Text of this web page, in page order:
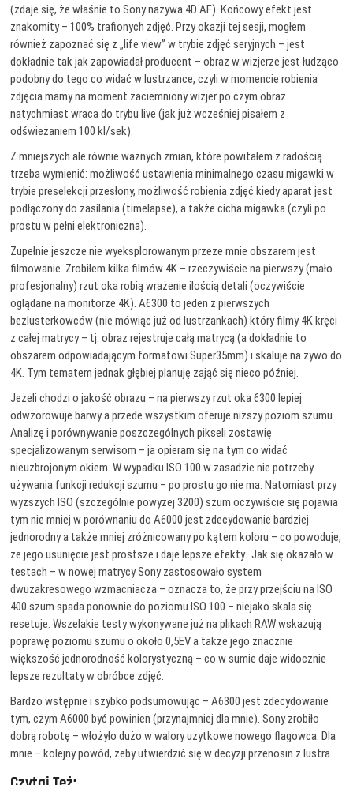
(zdaje się, że właśnie to Sony nazywa 4D AF). Końcowy efekt jest
znakomity – 100% trafionych zdjęć. Przy okazji tej sesji, mogłem
również zapoznać się z „life view” w trybie zdjęć seryjnych – jest
dokładnie tak jak zapowiadał producent – obraz w wizjerze jest łudząco
podobny do tego co widać w lustrzance, czyli w momencie robienia
zdjęcia mamy na moment zaciemniony wizjer po czym obraz
natychmiast wraca do trybu live (jak już wcześniej pisałem z
odświeżaniem 100 kl/sek).
Z mniejszych ale równie ważnych zmian, które powitałem z radością
trzeba wymienić: możliwość ustawienia minimalnego czasu migawki w
trybie preselekcji przesłony, możliwość robienia zdjęć kiedy aparat jest
podłączony do zasilania (timelapse), a także cicha migawka (czyli po
prostu w pełni elektroniczna).
Zupełnie jeszcze nie wyeksplorowanym przeze mnie obszarem jest
filmowanie. Zrobiłem kilka filmów 4K – rzeczywiście na pierwszy (mało
profesjonalny) rzut oka robią wrażenie ilością detali (oczywiście
oglądane na monitorze 4K). A6300 to jeden z pierwszych
bezlusterkowców (nie mówiąc już od lustrzankach) który filmy 4K kręci
z całej matrycy – tj. obraz rejestruje całą matrycą (a dokładnie to
obszarem odpowiadającym formatowi Super35mm) i skaluje na żywo do
4K. Tym tematem jednak głębiej planuję zająć się nieco później.
Jeżeli chodzi o jakość obrazu – na pierwszy rzut oka 6300 lepiej
odwzorowuje barwy a przede wszystkim oferuje niższy poziom szumu.
Analizę i porównywanie poszczególnych pikseli zostawię
specjalizowanym serwisom – ja opieram się na tym co widać
nieuzbrojonym okiem. W wypadku ISO 100 w zasadzie nie potrzeby
używania funkcji redukcji szumu – po prostu go nie ma. Natomiast przy
wyższych ISO (szczególnie powyżej 3200) szum oczywiście się pojawia
tym nie mniej w porównaniu do A6000 jest zdecydowanie bardziej
jednorodny a także mniej zróżnicowany po kątem koloru – co powoduje,
że jego usunięcie jest prostsze i daje lepsze efekty. Jak się okazało w
testach – w nowej matrycy Sony zastosowało system
dwuzakresowego wzmacniacza – oznacza to, że przy przejściu na ISO
400 szum spada ponownie do poziomu ISO 100 – niejako skala się
resetuje. Wszelakie testy wykonywane już na plikach RAW wskazują
poprawę poziomu szumu o około 0,5EV a także jego znacznie
większość jednorodność kolorystyczną – co w sumie daje widocznie
lepsze rezultaty w obróbce zdjęć.
Bardzo wstępnie i szybko podsumowując – A6300 jest zdecydowanie
tym, czym A6000 być powinien (przynajmniej dla mnie). Sony zrobiło
dobrą robotę – włożyło dużo w walory użytkowe nowego flagowca. Dla
mnie – kolejny powód, żeby utwierdzić się w decyzji przenosin z lustra.